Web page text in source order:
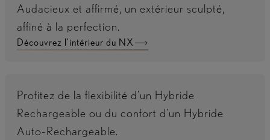
Audacieux et affirmé, un extérieur sculpté,
affiné à la perfection.
Découvrez l'intérieur du NX
Profitez de la flexibilité d'un Hybride
Rechargeable ou du confort d'un Hybride
Auto-Rechargeable.